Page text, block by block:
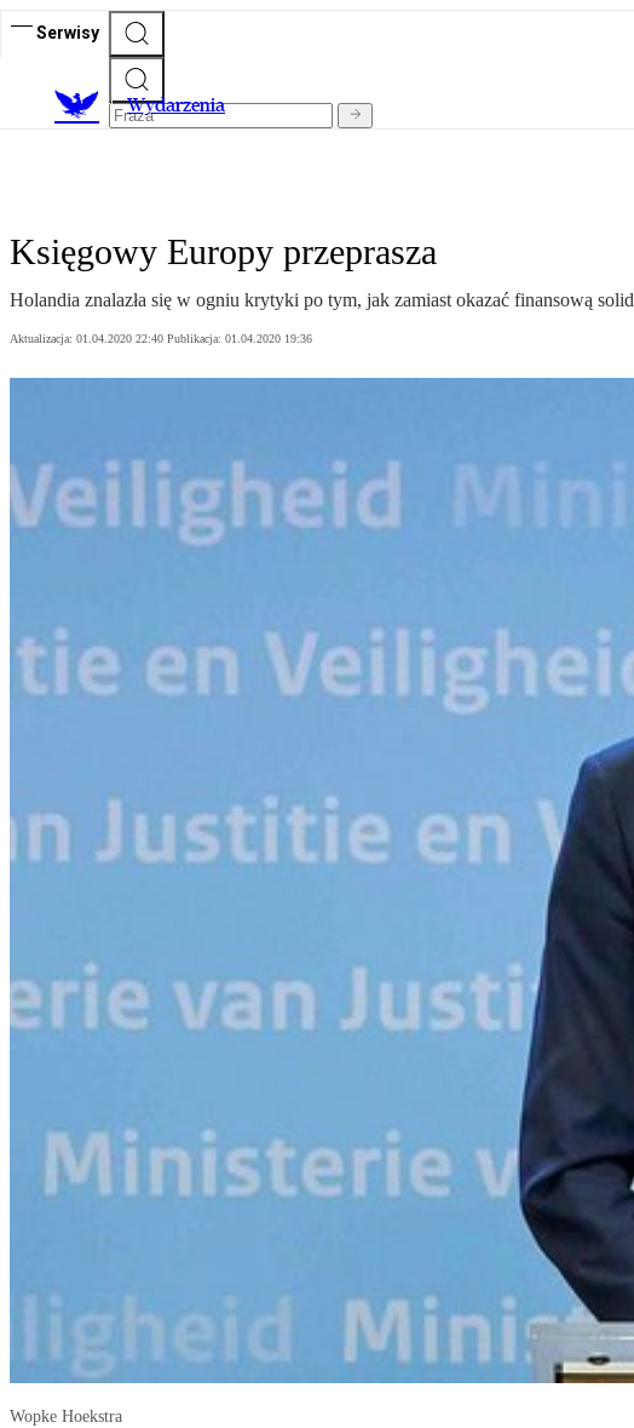
Serwisy
Wydarzenia
Księgowy Europy przeprasza
Holandia znalazła się w ogniu krytyki po tym, jak zamiast okazać finansową
Aktualizacja: 01.04.2020 22:40 Publikacja: 01.04.2020 19:36
Wopke Hoekstra